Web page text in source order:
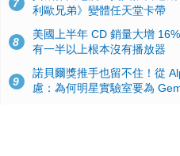
7
利歐兄弟》變體任天堂卡帶
8
美國上半年 CD 銷量大增
有一半以上根本沒有播放器
9
諾貝爾獎推手也留不住！從
慮：為何明星實驗室要為